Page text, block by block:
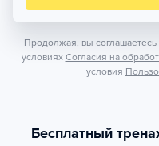
Продолжая, вы
условиях Согласия на
условия
Бесплатный